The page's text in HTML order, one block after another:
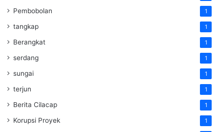
Pembobolan 1
tangkap 1
Berangkat 1
serdang 1
sungai 1
terjun 1
Berita Cilacap 1
Korupsi Proyek 1